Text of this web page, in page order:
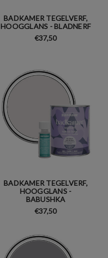
BADKAMER TEGELVERF,
HOOGGLANS - BLADNERF
€37,50
BADKAMER TEGELVERF,
HOOGGLANS -
BABUSHKA
€37,50